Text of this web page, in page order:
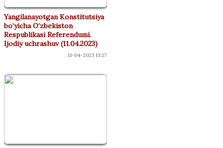
Yangilanayotgan Konstitutsiya
bo‘yicha O‘zbekiston
Respublikasi Referendumi.
Ijodiy uchrashuv (11.04.2023)
11-04-2023 13:27